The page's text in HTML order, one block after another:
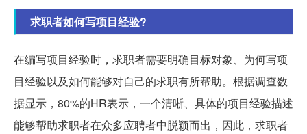
求职者如何写项目经验?
在编写项目经验时，求职者需要明确目标对象、为何写项
目经验以及如何能够对自己的求职有所帮助。根据调查数
据显示，80%的HR表示，一个清晰、具体的项目经验描述
能够帮助求职者在众多应聘者中脱颖而出，因此，求职者